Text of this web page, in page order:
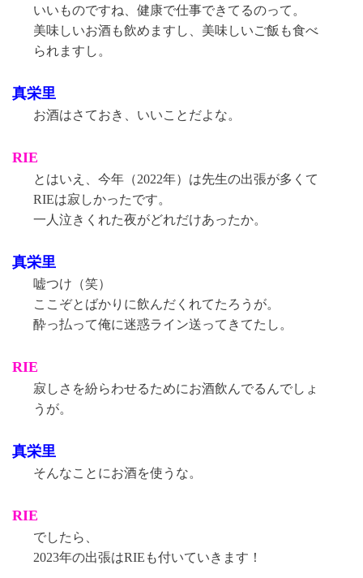
いいものですね、健康で仕事できてるのって。
美味しいお酒も飲めますし、美味しいご飯も食べ
られますし。
真栄里
お酒はさておき、いいことだよな。
RIE
とはいえ、今年（2022年）は先生の出張が多くて
RIEは寂しかったです。
一人泣きくれた夜がどれだけあったか。
真栄里
嘘つけ（笑）
ここぞとばかりに飲んだくれてたろうが。
酔っ払って俺に迷惑ライン送ってきてたし。
RIE
寂しさを紛らわせるためにお酒飲んでるんでしょ
うが。
真栄里
そんなことにお酒を使うな。
RIE
でしたら、
2023年の出張はRIEも付いていきます！